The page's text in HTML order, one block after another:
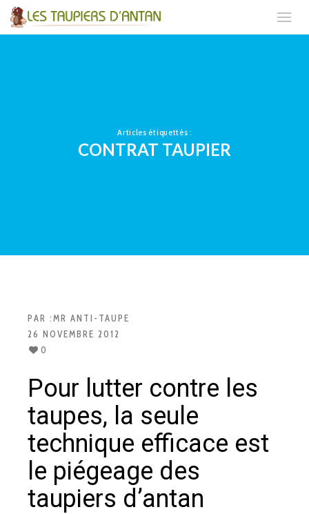
Articles étiquettés :
CONTRAT TAUPIER
PAR :MR ANTI-TAUPE
26 NOVEMBRE 2012
0
Pour lutter contre les
taupes, la seule
technique efficace est
le piégeage des
taupiers d’antan